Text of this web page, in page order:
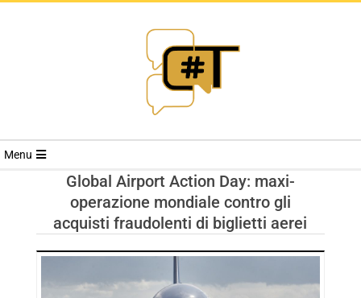
RIVISTA
TRENDS
Menu
Global Airport Action Day: maxi-
operazione mondiale contro gli
acquisti fraudolenti di biglietti aerei